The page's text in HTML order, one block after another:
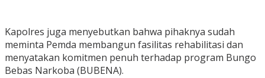
Kapolres juga menyebutkan bahwa pihaknya sudah
meminta Pemda membangun fasilitas rehabilitasi dan
menyatakan komitmen penuh terhadap program Bungo
Bebas Narkoba (BUBENA).